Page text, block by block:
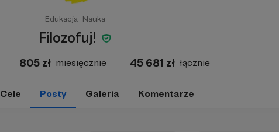
Edukacja Nauka
Filozofuj!
805 zł miesięcznie 45 681 zł łącznie
Cele Posty Galeria Komentarze